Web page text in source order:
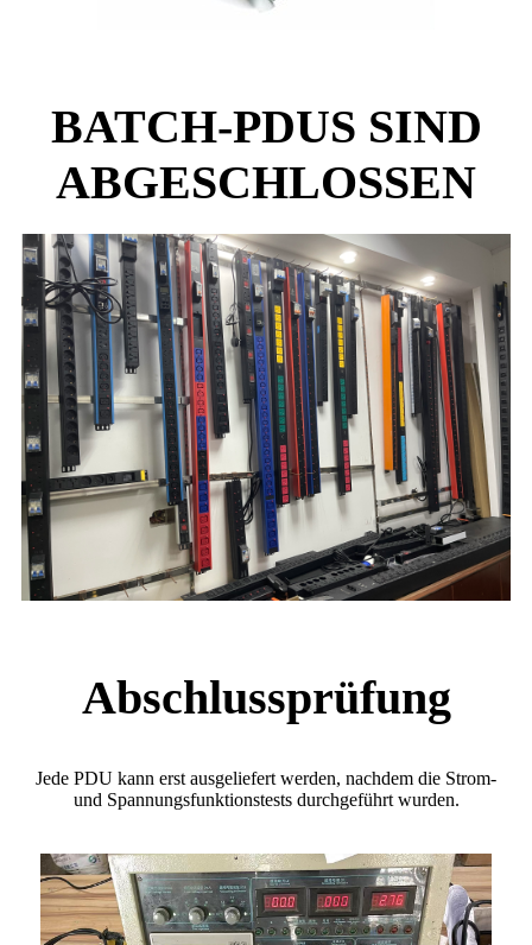
BATCH-PDUS SIND
ABGESCHLOSSEN
Abschlussprüfung
Jede PDU kann erst ausgeliefert werden, nachdem die Strom-
und Spannungsfunktionstests durchgeführt wurden.